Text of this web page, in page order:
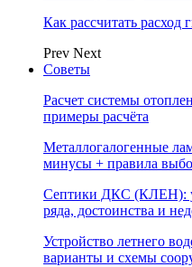
Как рассчитать расход
Prev Next
Советы
Расчет системы
примеры расчёта
Металлогалогенные
минусы + правила
Септики ДКС (КЛЕН):
ряда, достоинства и
Устройство летнего
варианты и схемы